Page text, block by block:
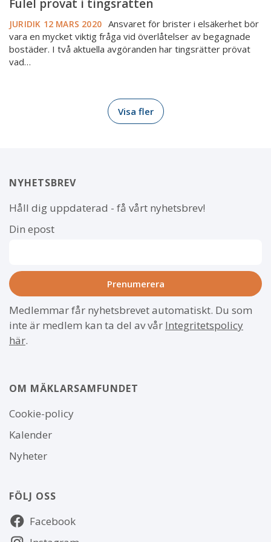
Fulel prövat i tingsrätten
JURIDIK 12 MARS 2020 Ansvaret för brister i elsäkerhet bör
vara en mycket viktig fråga vid överlåtelser av begagnade
bostäder. I två aktuella avgöranden har tingsrätter prövat
vad…
Visa fler
NYHETSBREV
Håll dig uppdaterad - få vårt nyhetsbrev!
Din epost
Medlemmar får nyhetsbrevet automatiskt. Du som
inte är medlem kan ta del av vår Integritetspolicy
här.
OM MÄKLARSAMFUNDET
Om
webbplatsen
Cookie-policy
Kalender
Nyheter
FÖLJ OSS
Följ
oss Facebook